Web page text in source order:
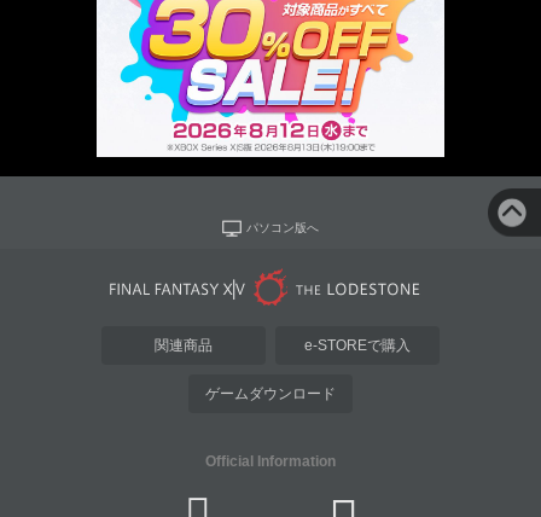
パソコン版へ
関連商品 e-STOREで購入
ゲームダウンロード
Official Information